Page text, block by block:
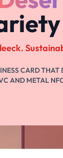
CARD THAT
AND METAL